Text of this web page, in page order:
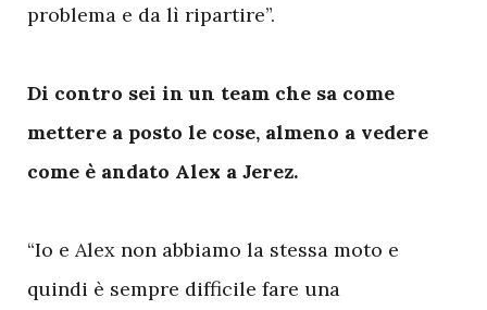
problema e da lì ripartire”.
Di contro sei in un team che sa come
mettere a posto le cose, almeno a vedere
come è andato Alex a Jerez.
“Io e Alex non abbiamo la stessa moto e
quindi è sempre difficile fare una